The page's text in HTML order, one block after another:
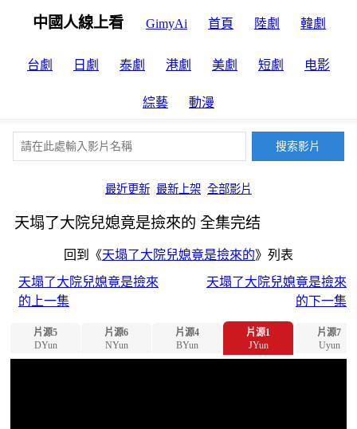
中國人線上看 GimyAi 首頁 陸劇 韓劇
台劇 日劇 泰劇 港劇 美劇 短劇 电影
綜藝 動漫
最近更新 最新上架 全部影片
天塌了大院兒媳竟是撿來的 全集完结
回到《天塌了大院兒媳竟是撿來的》列表
天塌了大院兒媳竟是撿來
的上一集
天塌了大院兒媳竟是撿來
的下一集
片源5
DYun
片源6
NYun
片源4
BYun
片源1
JYun
片源7
Uyun